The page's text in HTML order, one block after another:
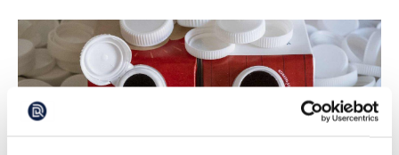
bevara världens hav.